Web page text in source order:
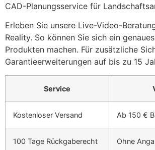
CAD-Planungsservice für
Erleben Sie unsere Live-Video-
Reality. So können Sie sich ein
Produkten machen. Für zusätzliche
Garantieerweiterungen auf bis zu 15
Service
Kostenloser Versand Ab 150 €
100 Tage Rückgaberecht Ohne